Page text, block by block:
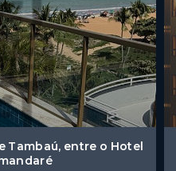
Tambaú, entre o Hotel